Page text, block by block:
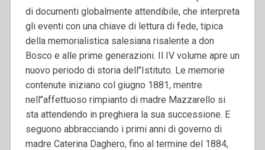
di documenti globalmente attendibile, che interpreta
gli eventi con una chiave di lettura di fede, tipica
della memorialistica salesiana risalente a don
Bosco e alle prime generazioni. Il IV volume apre un
nuovo periodo di storia dell’’Istituto. Le memorie
contenute iniziano col giugno 1881, mentre
nell’’affettuoso rimpianto di madre Mazzarello si
sta attendendo in preghiera la sua successione. E
seguono abbracciando i primi anni di governo di
madre Caterina Daghero, fino al termine del 1884,